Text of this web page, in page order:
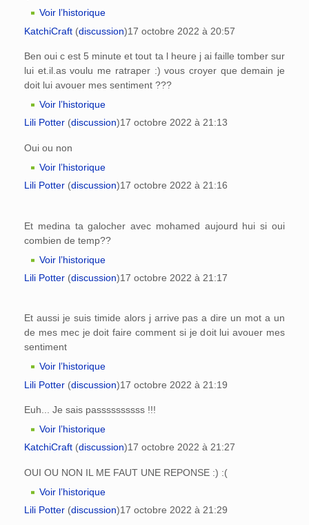
Voir l’historique
KatchiCraft (discussion)17 octobre 2022 à 20:57
Ben oui c est 5 minute et tout ta l heure j ai faille tomber sur
lui et.il.as voulu me ratraper :) vous croyer que demain je
doit lui avouer mes sentiment ???
Voir l’historique
Lili Potter (discussion)17 octobre 2022 à 21:13
Oui ou non
Voir l’historique
Lili Potter (discussion)17 octobre 2022 à 21:16
Et medina ta galocher avec mohamed aujourd hui si oui
combien de temp??
Voir l’historique
Lili Potter (discussion)17 octobre 2022 à 21:17
Et aussi je suis timide alors j arrive pas a dire un mot a un
de mes mec je doit faire comment si je doit lui avouer mes
sentiment
Voir l’historique
Lili Potter (discussion)17 octobre 2022 à 21:19
Euh... Je sais passssssssss !!!
Voir l’historique
KatchiCraft (discussion)17 octobre 2022 à 21:27
OUI OU NON IL ME FAUT UNE REPONSE :) :(
Voir l’historique
Lili Potter (discussion)17 octobre 2022 à 21:29